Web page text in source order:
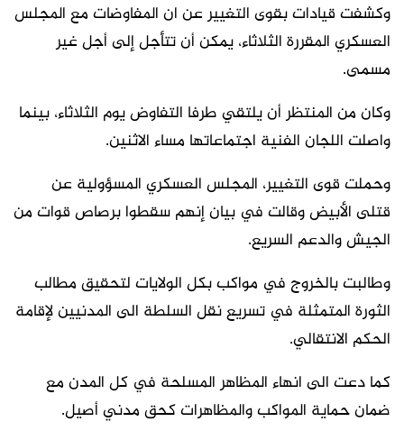
وكشفت قيادات بقوى التغيير عن ان المفاوضات مع المجلس
العسكري المقررة الثلاثاء، يمكن أن تتأجل إلى أجل غير
مسمى.
وكان من المنتظر أن يلتقي طرفا التفاوض يوم الثلاثاء، بينما
واصلت اللجان الفنية اجتماعاتها مساء الاثنين.
وحملت قوى التغيير، المجلس العسكري المسؤولية عن
قتلى الأبيض وقالت في بيان إنهم سقطوا برصاص قوات من
الجيش والدعم السريع.
وطالبت بالخروج في مواكب بكل الولايات لتحقيق مطالب
الثورة المتمثلة في تسريع نقل السلطة الى المدنيين لإقامة
الحكم الانتقالي.
كما دعت الى انهاء المظاهر المسلحة في كل المدن مع
ضمان حماية المواكب والمظاهرات كحق مدني أصيل.